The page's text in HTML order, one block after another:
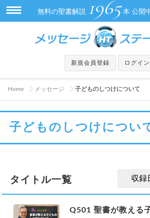
無料の聖書解説 1965 本 公開
新規会員登録 ログイン
Home メッセージ 子どものしつけについて
子どものしつけについ
タイトル一覧
Q501 聖書が教える